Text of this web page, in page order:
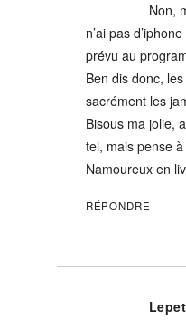
Non,
n’ai pas
prévu au
Ben dis donc,
sacrément les
Bisous ma jolie,
tel, mais pense
Namoureux en
RÉPONDRE